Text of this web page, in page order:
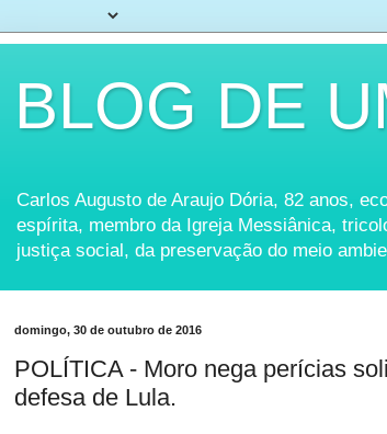
BLOG DE
Carlos Augusto de Araujo Dória, 82 anos,
espírita, membro da Igreja Messiânica,
justiça social, da preservação do meio
domingo, 30 de outubro de 2016
POLÍTICA - Moro nega perícias
defesa de Lula.